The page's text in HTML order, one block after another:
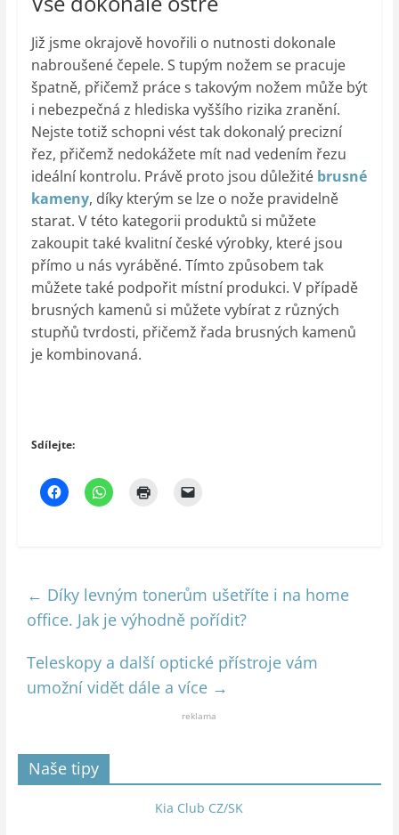
Již jsme okrajově hovořili o nutnosti dokonale
nabroušené čepele. S tupým nožem se pracuje
špatně, přičemž práce s takovým nožem může být
i nebezpečná z hlediska vyššího rizika zranění.
Nejste totiž schopni vést tak dokonalý precizní
řez, přičemž nedokážete mít nad vedením řezu
ideální kontrolu. Právě proto jsou důležité brusné
kameny, díky kterým se lze o nože pravidelně
starat. V této kategorii produktů si můžete
zakoupit také kvalitní české výrobky, které jsou
přímo u nás vyráběné. Tímto způsobem tak
můžete také podpořit místní produkci. V případě
brusných kamenů si můžete vybírat z různých
stupňů tvrdosti, přičemž řada brusných kamenů
je kombinovaná.
Sdílejte:
← Díky levným tonerům ušetříte i na home
office. Jak je výhodně pořídit?
Teleskopy a další optické přístroje vám
umožní vidět dále a více →
reklama
Naše tipy
Kia Club CZ/SK